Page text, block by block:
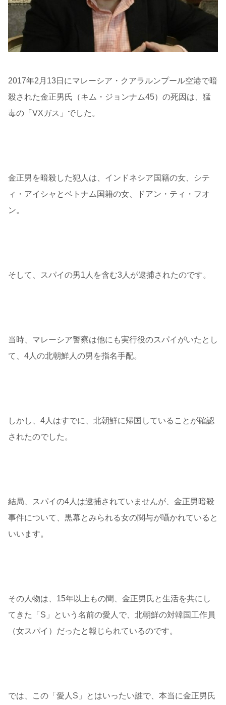
2017年2月13日にマレーシア・クアラルンプール空港で暗
殺された金正男氏（キム・ジョンナム45）の死因は、猛
毒の「VXガス」でした。
金正男を暗殺した犯人は、インドネシア国籍の女、シテ
ィ・アイシャとベトナム国籍の女、ドアン・ティ・フオ
ン。
そして、スパイの男1人を含む3人が逮捕されたのです。
当時、マレーシア警察は他にも実行役のスパイがいたとし
て、4人の北朝鮮人の男を指名手配。
しかし、4人はすでに、北朝鮮に帰国していることが確認
されたのでした。
結局、スパイの4人は逮捕されていませんが、金正男暗殺
事件について、黒幕とみられる女の関与が囁かれていると
いいます。
その人物は、15年以上もの間、金正男氏と生活を共にし
てきた「S」という名前の愛人で、北朝鮮の対韓国工作員
（女スパイ）だったと報じられているのです。
では、この「愛人S」とはいったい誰で、本当に金正男氏